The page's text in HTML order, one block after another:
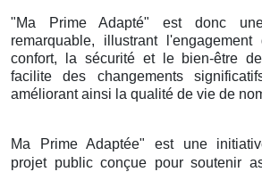
"Ma Prime Adapté" est donc
remarquable, illustrant
confort, la sécurité et le bien-être
facilite des changements
améliorant ainsi la qualité de vie de
Ma Prime Adaptée" est une
projet public conçue pour soutenir